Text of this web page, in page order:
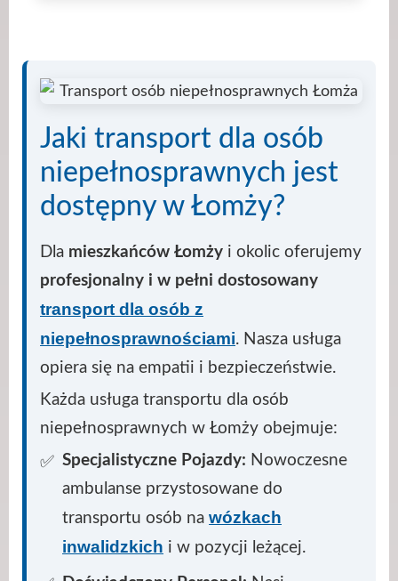
Jaki transport dla osób
niepełnosprawnych jest
dostępny w Łomży?
Dla mieszkańców Łomży i okolic oferujemy
profesjonalny i w pełni dostosowany
transport dla osób z
niepełnosprawnościami. Nasza usługa
opiera się na empatii i bezpieczeństwie.
Każda usługa transportu dla osób
niepełnosprawnych w Łomży obejmuje:
Specjalistyczne Pojazdy: Nowoczesne
ambulanse przystosowane do
transportu osób na wózkach
inwalidzkich i w pozycji leżącej.